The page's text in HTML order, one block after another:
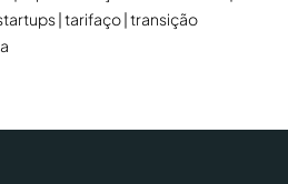
tarifaço transição